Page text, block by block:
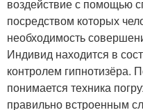
воздействие с помощью
посредством которых
необходимость
Индивид находится в
контролем гипнотизёра.
понимается техника
правильно встроенным